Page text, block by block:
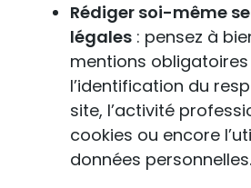
Rédiger soi-même
légales : pensez à
mentions
l’identification du
site, l’activité
cookies ou encore
données personnelles.